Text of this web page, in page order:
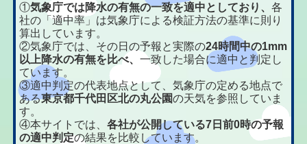
①気象庁では降水の有無の一致を適中としており、各
社の「適中率」は気象庁による検証方法の基準に則り
算出しています。
②気象庁では、その日の予報と実際の24時間中の1mm
以上降水の有無を比べ、一致した場合に適中と判定し
ています。
③適中判定の代表地点として、気象庁の定める地点で
ある東京都千代田区北の丸公園の天気を参照していま
す。
④本サイトでは、各社が公開している7日前0時の予報
の適中判定の結果を比較しています。